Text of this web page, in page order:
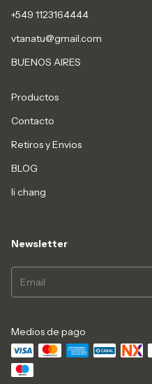
+549 1123164444
vtanatu@gmail.com
BUENOS AIRES
Productos
Contacto
Retiros y Envios
BLOG
li chang
Newsletter
Medios de pago